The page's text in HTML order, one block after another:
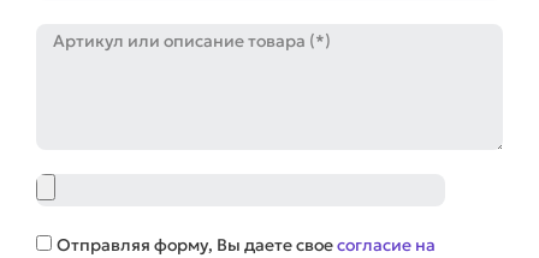
Артикул
Файл
Соглашение
Отправляя форму, Вы даете своесогласие на